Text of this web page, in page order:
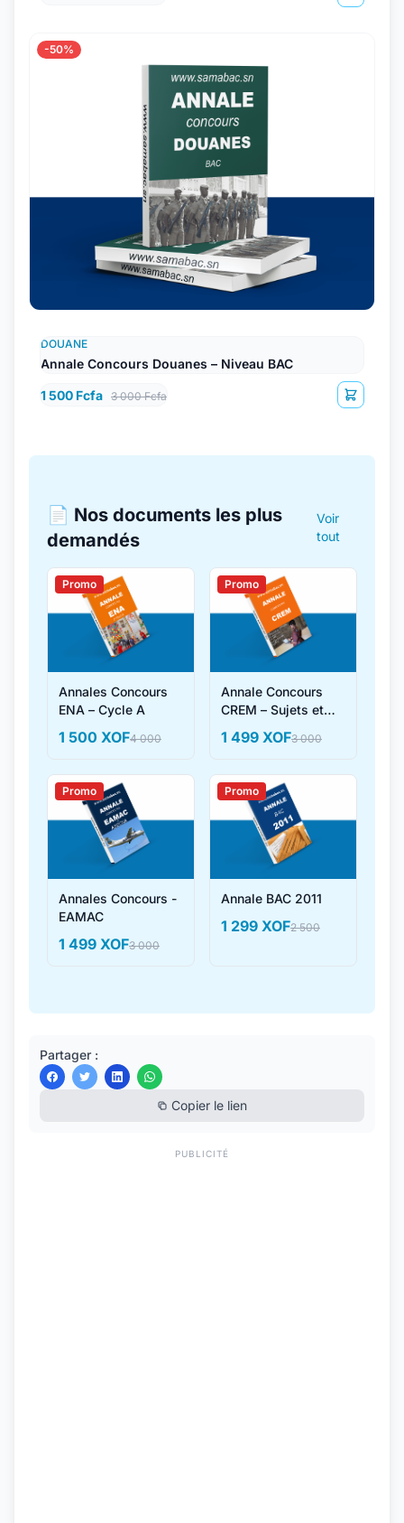
-50%
DOUANE
Annale Concours Douanes – Niveau BAC
1 500 Fcfa 3 000 Fcfa
📄 Nos documents les plus
demandés
Voir
tout
Promo
Annales Concours
ENA – Cycle A
1 500 XOF4 000
Promo
Annale Concours
CREM – Sujets et
1 499 XOF3 000
Promo
Annales Concours -
EAMAC
1 499 XOF3 000
Promo
Annale BAC 2011
1 299 XOF2 500
Partager :
Copier le lien
PUBLICITÉ